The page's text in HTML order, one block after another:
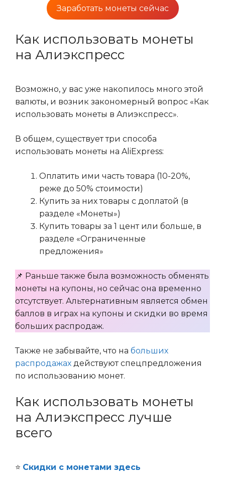
Заработать монеты сейчас
Как использовать монеты
на Алиэкспресс
Возможно, у вас уже накопилось много этой
валюты, и возник закономерный вопрос «Как
использовать монеты в Алиэкспресс».
В общем, существует три способа
использовать монеты на AliExpress:
Оплатить ими часть товара (10-20%,
реже до 50% стоимости)
Купить за них товары с доплатой (в
разделе «Монеты»)
Купить товары за 1 цент или больше, в
разделе «Ограниченные
предложения»
📌 Раньше также была возможность обменять
монеты на купоны, но сейчас она временно
отсутствует. Альтернативным является обмен
баллов в играх на купоны и скидки во время
больших распродаж.
Также не забывайте, что на больших
распродажах действуют спецпредложения
по использованию монет.
Как использовать монеты
на Алиэкспресс лучше
всего
⭐️ Скидки с монетами здесь